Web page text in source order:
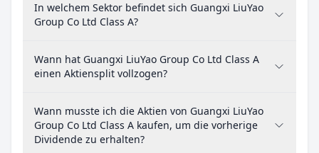
In welchem Sektor befindet sich Guangxi LiuYao
Group Co Ltd Class A?
Wann hat Guangxi LiuYao Group Co Ltd Class A
einen Aktiensplit vollzogen?
Wann musste ich die Aktien von Guangxi LiuYao
Group Co Ltd Class A kaufen, um die vorherige
Dividende zu erhalten?